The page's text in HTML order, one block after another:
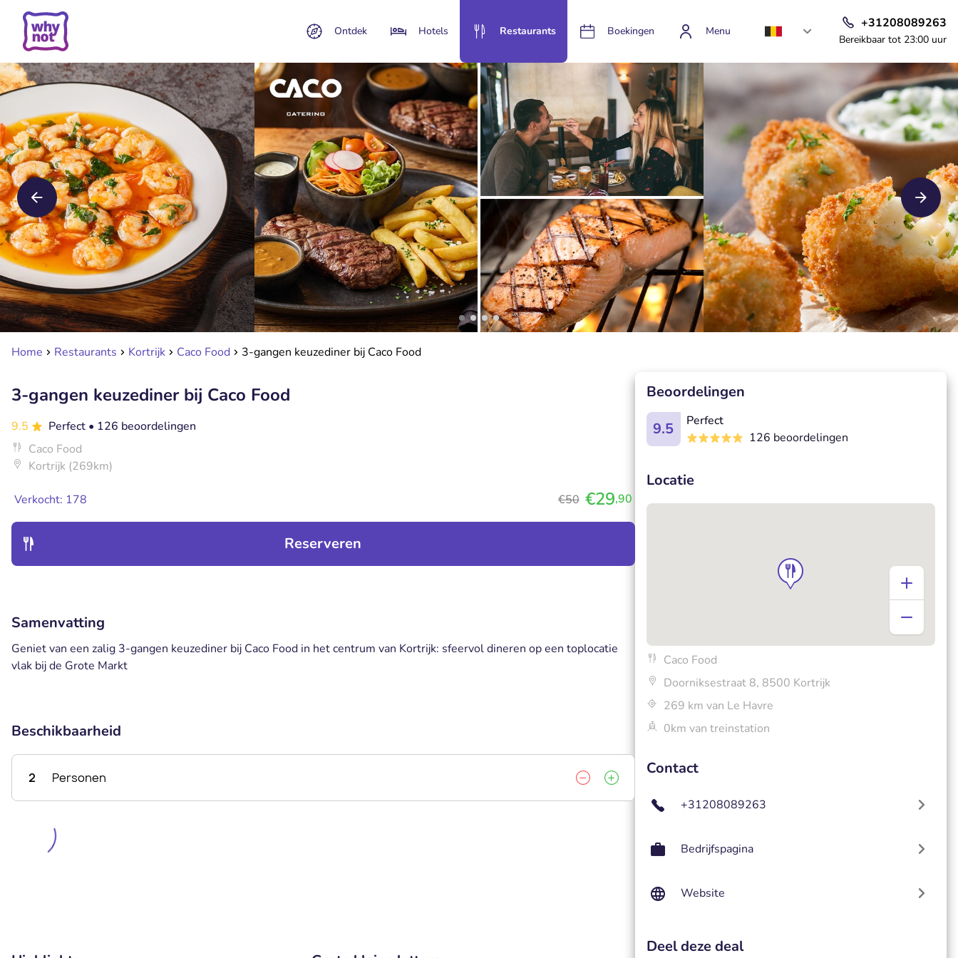
Ontdek Hotels Restaurants Boekingen Menu
+31208089263
Bereikbaar tot 23:00 uur
Home Restaurants Kortrijk Caco Food 3-gangen keuzediner bij Caco Food
3-gangen keuzediner bij Caco Food
9.5 Perfect • 126 beoordelingen
Caco Food
Kortrijk (269km)
Verkocht: 178 €50 €29,90
Reserveren
Samenvatting
Geniet van een zalig 3-gangen keuzediner bij Caco Food in het centrum van Kortrijk: sfeervol dineren op een toplocatie
vlak bij de Grote Markt
Beschikbaarheid
2 Personen
Beoordelingen
9.5
Perfect
126 beoordelingen
Locatie
Caco Food
Doorniksestraat 8, 8500 Kortrijk
269 km van Le Havre
0km van treinstation
Contact
+31208089263
Bedrijfspagina
Website
Deel deze deal